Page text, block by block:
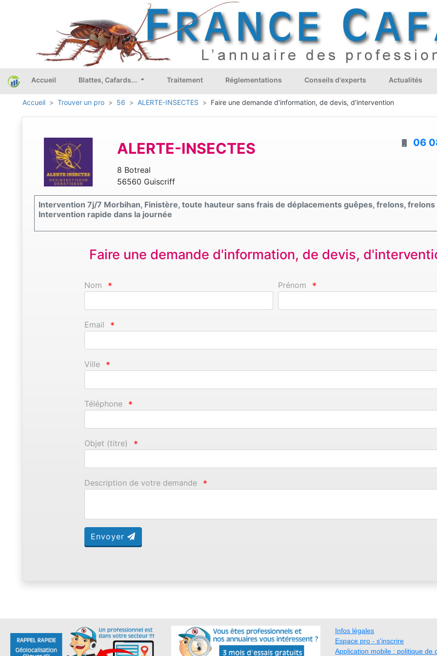
Accueil Blattes, Cafards... Traitement Réglementations Conseils d'experts Actualités
Accueil Trouver un pro 56 ALERTE-INSECTES Faire une demande d'information, de devis, d'intervention
ALERTE-INSECTES
8 Botreal
56560 Guiscriff
06
Intervention 7j/7 Morbihan, Finistère, toute hauteur sans frais de déplacements guêpes, frelons,
Intervention rapide dans la journée
Faire une demande d'information, de devis,
Nom * Prénom *
Email *
Ville *
Téléphone *
Objet (titre) *
Description de votre demande *
Envoyer
Infos légales
Espace pro - s'inscrire
Application mobile : politique de